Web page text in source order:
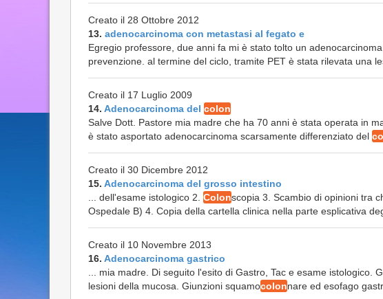
Creato il 28 Ottobre 2012
13. adenocarcinoma con metastasi al fegato e
Egregio professore, due anni fa mi è stato tolto un
prevenzione. al termine del ciclo, tramite PET è stata rilevata una
Creato il 17 Luglio 2009
14. Adenocarcinoma del colon
Salve Dott. Pastore mia madre che ha 70 anni è stata operata in
è stato asportato adenocarcinoma scarsamente differenziato del
Creato il 30 Dicembre 2012
15. Adenocarcinoma del grosso intestino
... dell'esame istologico 2. Colonscopia 3. Scambio di opinioni tra
Ospedale B) 4. Copia della cartella clinica nella parte esplicativa
Creato il 10 Novembre 2013
16. Adenocarcinoma gastrico
... mia madre. Di seguito l'esito di Gastro, Tac e esame
lesioni della mucosa. Giunzioni squamocolonnare ed esofago